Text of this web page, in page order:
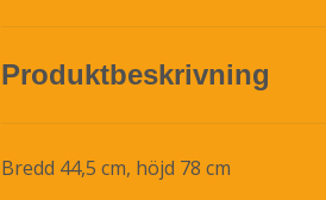
Produktbeskrivning
Bredd 44,5 cm, höjd 78 cm